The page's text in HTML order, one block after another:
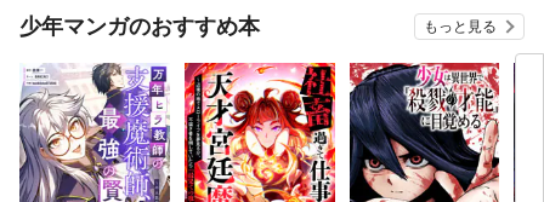
『ざまぁ！』します！
少年マンガのおすすめ本 もっと見る